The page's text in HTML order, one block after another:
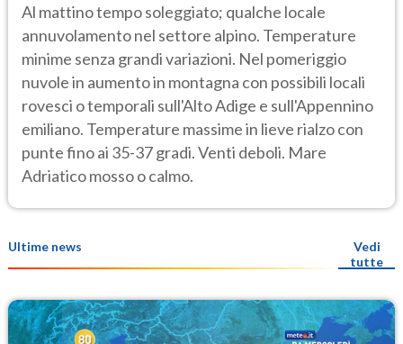
Al mattino tempo soleggiato; qualche locale
annuvolamento nel settore alpino. Temperature
minime senza grandi variazioni. Nel pomeriggio
nuvole in aumento in montagna con possibili locali
rovesci o temporali sull'Alto Adige e sull'Appennino
emiliano. Temperature massime in lieve rialzo con
punte fino ai 35-37 gradi. Venti deboli. Mare
Adriatico mosso o calmo.
Ultime news
Vedi
tutte